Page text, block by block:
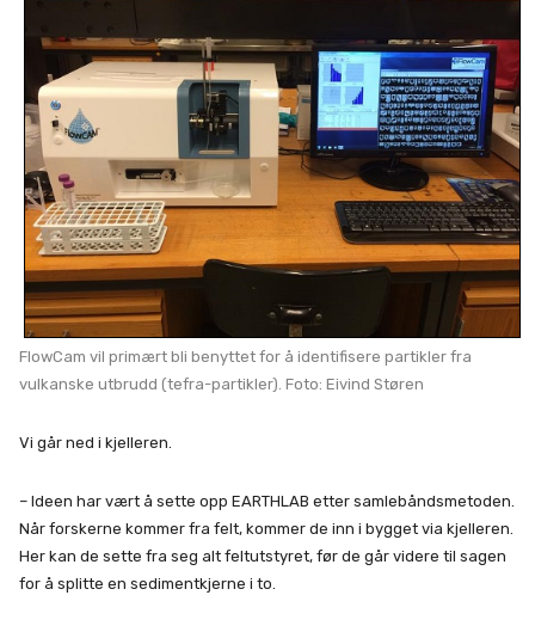
FlowCam vil primært bli benyttet for å identifisere partikler fra
vulkanske utbrudd (tefra-partikler). Foto: Eivind Støren
Vi går ned i kjelleren.
– Ideen har vært å sette opp EARTHLAB etter samlebåndsmetoden.
Når forskerne kommer fra felt, kommer de inn i bygget via kjelleren.
Her kan de sette fra seg alt feltutstyret, før de går videre til sagen
for å splitte en sedimentkjerne i to.